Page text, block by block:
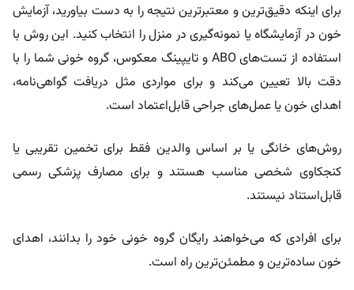
برای اینکه دقیق‌ترین و معتبرترین نتیجه را به دست بیاورید، آزمایش
خون در آزمایشگاه یا نمونه‌گیری در منزل را انتخاب کنید. این روش با
استفاده از تست‌های ABO و تایپینگ معکوس، گروه خونی شما را با
دقت بالا تعیین می‌کند و برای مواردی مثل دریافت گواهی‌نامه،
اهدای خون یا عمل‌های جراحی قابل‌اعتماد است.
روش‌های خانگی یا بر اساس والدین فقط برای تخمین تقریبی یا
کنجکاوی شخصی مناسب هستند و برای مصارف پزشکی رسمی
قابل‌استناد نیستند.
برای افرادی که می‌خواهند رایگان گروه خونی خود را بدانند، اهدای
خون ساده‌ترین و مطمئن‌ترین راه است.